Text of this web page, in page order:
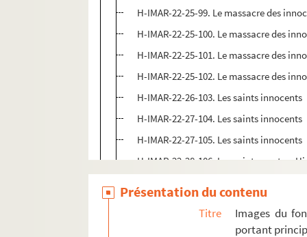
H-IMAR-22-25-99. Le massacre des
H-IMAR-22-25-100. Le massacre des
H-IMAR-22-25-101. Le massacre des
H-IMAR-22-25-102. Le massacre des
H-IMAR-22-26-103. Les saints innocents
H-IMAR-22-27-104. Les saints innocents
H-IMAR-22-27-105. Les saints innocents
H-IMAR-22-28-106. Les saints martyrs
H-IMAR-22-31-109. Les seize mille
Présentation du contenu
Titre
Images du
portant